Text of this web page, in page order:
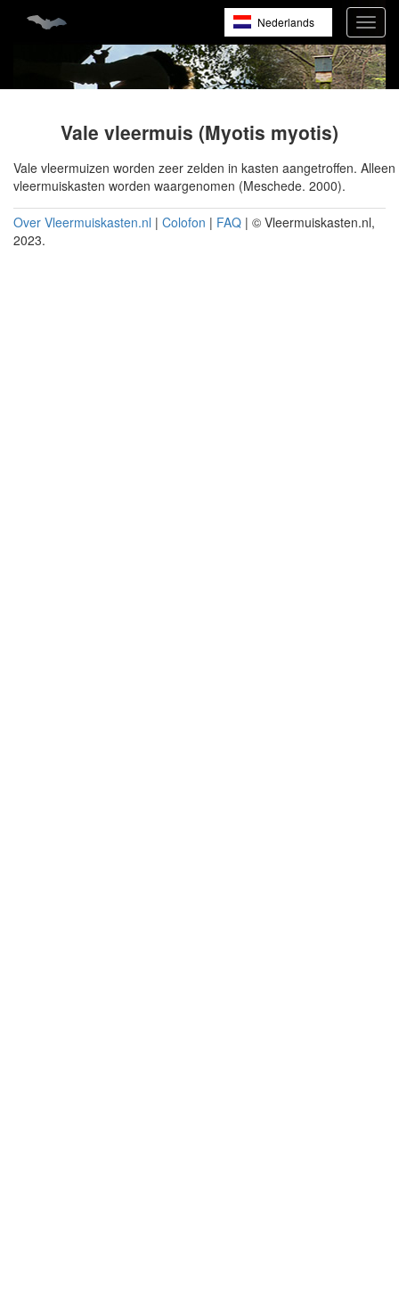
Nederlands
English
Français
Vale vleermuis (Myotis myotis)
Vale vleermuizen worden zeer zelden in kasten aangetroffen.
vleermuiskasten worden waargenomen (Meschede. 2000).
Over Vleermuiskasten.nl | Colofon | FAQ | © Vleermuiskasten.nl,
2023.